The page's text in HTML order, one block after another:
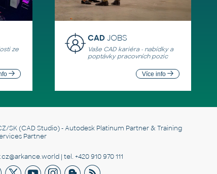
ze
CADJOBS
Vaše CAD kariéra - nabídky a
poptávky pracovních pozic
Více info
SK(CAD Studio) - Autodesk Platinum Partner & Training
Partner
| tel. +420 910 970 111